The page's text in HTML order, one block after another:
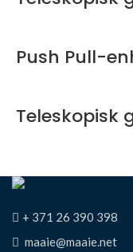
Push Pull-
Teleskopisk
+ 371 26 390 398
maaie@maaie.net